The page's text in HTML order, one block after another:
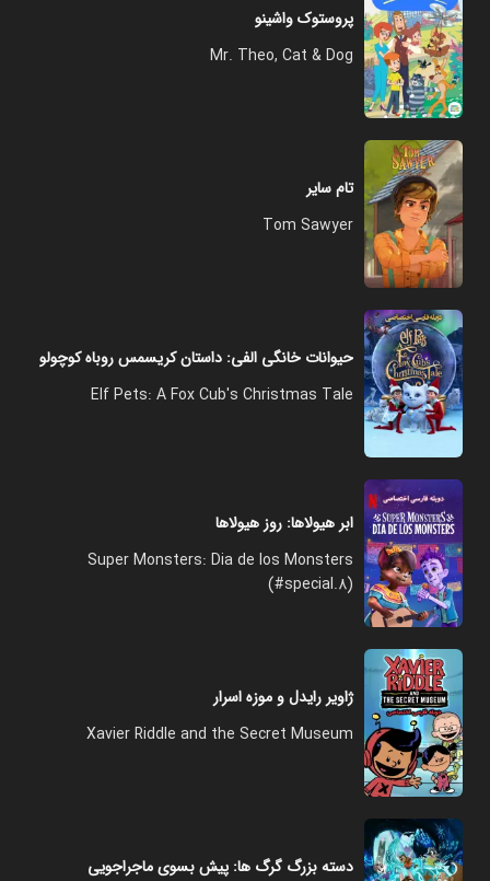
پروستوک واشینو
Mr. Theo, Cat & Dog
تام سایر
Tom Sawyer
حیوانات خانگی الفی: داستان کریسمس روباه کوچولو
Elf Pets: A Fox Cub's Christmas Tale
ابر هیولاها: روز هیولاها
Super Monsters: Dia de los Monsters
(#special.8)
ژاویر رایدل و موزه اسرار
Xavier Riddle and the Secret Museum
دسته بزرگ گرگ ها: پیش بسوی ماجراجویی